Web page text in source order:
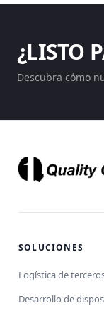
¿LISTO
Descubra cómo
SOLUCIONES
Logística de
Desarrollo de